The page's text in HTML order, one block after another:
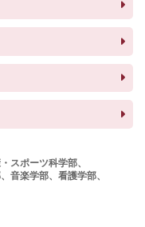
スポーツ科学部、
音楽学部、 看護学部、